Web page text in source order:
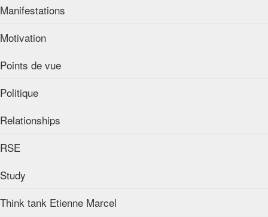
Manifestations
Motivation
Points de vue
Politique
Relationships
RSE
Study
Think tank Etienne Marcel